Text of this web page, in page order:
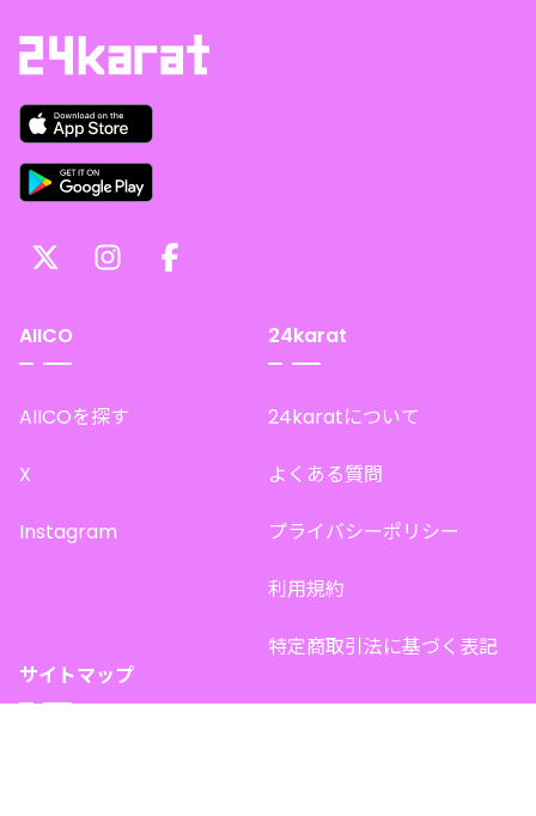
AIICO
AIICOを探す
X
Instagram
24karat
24karatについて
よくある質問
プライバシーポリシー
利用規約
特定商取引法に基づく表記
サイトマップ